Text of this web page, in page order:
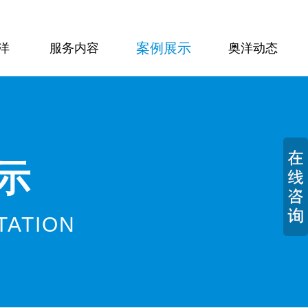
服务内容 案例展示 奥洋动态